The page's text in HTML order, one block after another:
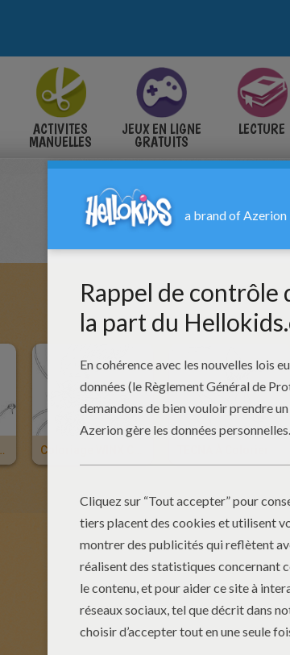
ACTIVITES
MANUELLES
JEUX EN LIGNE
GRATUITS
LECTURE
Coloriage WINX CLUB À Imprimer